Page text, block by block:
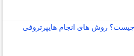
چیست؟ روش های انجام هایپرتروفی